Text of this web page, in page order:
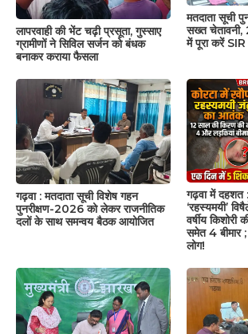
लापरवाही की भेंट चढ़ी प्रसूता, गुस्साए
ग्रामीणों ने सिविल सर्जन को बंधक
बनाकर कराया फैसला
मतदाता सूची
सख्त
में पूरा करें SIR
गढ़वा : मतदाता सूची विशेष गहन
पुनरीक्षण-2026 को लेकर राजनीतिक
दलों के साथ समन्वय बैठक आयोजित
गढ़वा में दहशत
‘रहस्यमयी’
वर्षीय
समेत 4 बीमार
लोग!